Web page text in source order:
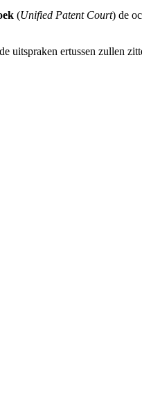
(Unified Patent Court) de
uitspraken ertussen zullen